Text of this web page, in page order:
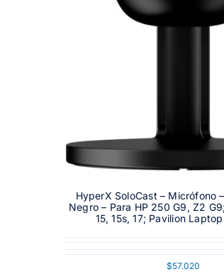
HyperX SoloCast – Micrófono
Negro – Para HP 250 G9, Z2
15, 15s, 17; Pavilion Laptop
$57.020